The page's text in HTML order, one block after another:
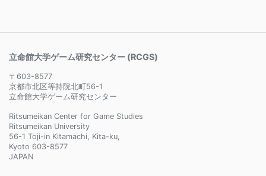
立命館大学ゲーム研究センター (RCGS)
〒603-8577
京都市北区等持院北町56-1
立命館大学ゲーム研究センター
Ritsumeikan Center for Game Studies
Ritsumeikan University
56-1 Toji-in Kitamachi, Kita-ku,
Kyoto 603-8577
JAPAN